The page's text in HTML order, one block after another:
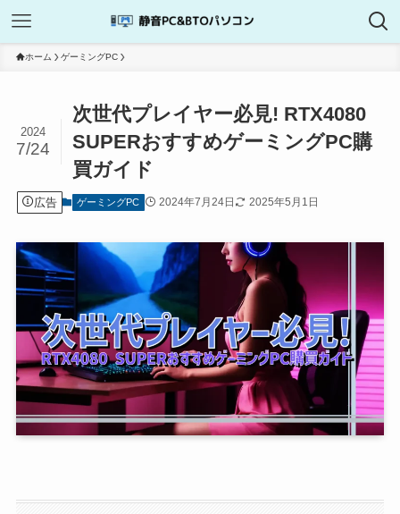
ホーム ゲーミングPC
次世代プレイヤー必見! RTX4080
SUPERおすすめゲーミングPC購
買ガイド
2024
7/24
広告 ゲーミングPC 2024年7月24日 2025年5月1日